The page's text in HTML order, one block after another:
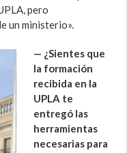
pero
un ministerio».
— ¿Sientes que
la formación
recibida en la
UPLA te
entregó las
herramientas
necesarias para